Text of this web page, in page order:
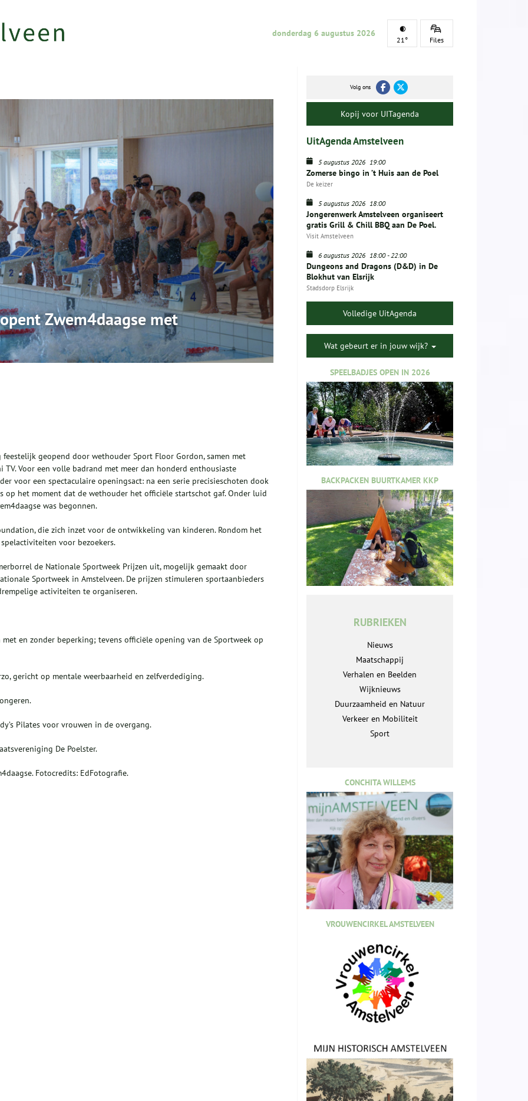
donderdag 6 augustus 2026
21° Files
Zwem4daagse met
geopend door wethouder Sport Floor Gordon, samen met
Voor een volle badrand met meer dan honderd enthousiaste
voor een spectaculaire openingsact: na een serie precisieschoten dook
op het moment dat de wethouder het officiële startschot gaf. Onder luid
was begonnen.
die zich inzet voor de ontwikkeling van kinderen. Rondom het
voor bezoekers.
de Nationale Sportweek Prijzen uit, mogelijk gemaakt door
Sportweek in Amstelveen. De prijzen stimuleren sportaanbieders
activiteiten te organiseren.
en zonder beperking; tevens officiële opening van de Sportweek op
gericht op mentale weerbaarheid en zelfverdediging.
Pilates voor vrouwen in de overgang.
De Poelster.
Fotocredits: EdFotografie.
Volg ons
Kopij voor UITagenda
UitAgenda Amstelveen
5 augustus 2026 19:00
Zomerse bingo in ’t Huis aan de Poel
De keizer
5 augustus 2026 18:00
Jongerenwerk Amstelveen organiseert
gratis Grill & Chill BBQ aan De Poel.
Visit Amstelveen
6 augustus 2026 18:00-22:00
Dungeons and Dragons (D&D) in De
Blokhut van Elsrijk
Stadsdorp Elsrijk
Volledige UitAgenda
Wat gebeurt er in jouw wijk?
SPEELBADJES OPEN IN 2026
BACKPACKEN BUURTKAMER KKP
RUBRIEKEN
Nieuws
Maatschappij
Verhalen en Beelden
Wijknieuws
Duurzaamheid en Natuur
Verkeer en Mobiliteit
Sport
CONCHITA WILLEMS
VROUWENCIRKEL AMSTELVEEN